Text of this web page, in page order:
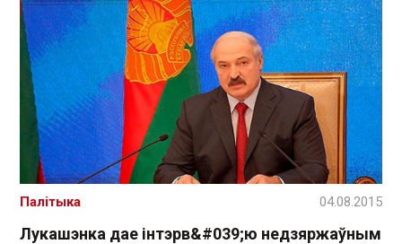
Лукашэнка дае інтэрв&#039;ю недзяржаўным
Палітыка 04.08.2015